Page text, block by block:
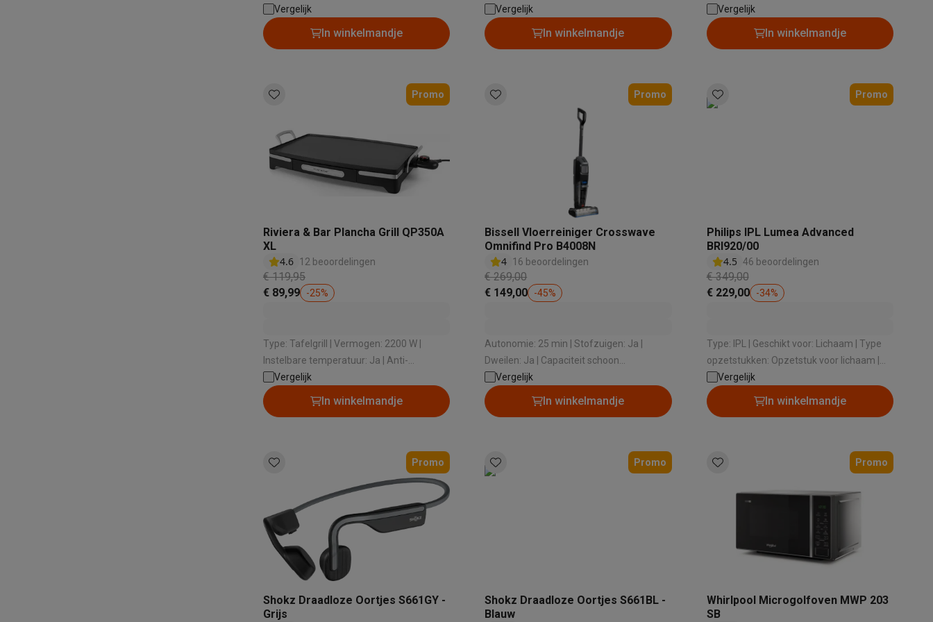
Recycleer je oud elektro
Solden op klein elektroSolden op multimedia
Solden op TV & audio
Laagste prijsgarantiePersoonlijke winkelbelevingNiet tevreden, geld terug
Klarna: betaal binnen 30 dagen
Controleer jouw leveringsuurZakelijke klanten
Swap ProteKt
Vind jouw ideale wasmachineWelke kookplaat past bij jouw keuken?
KeukenMeer...
Hoofdtelefoon of oortjes?
Outlet multimedia & telefonie Outlet TV & audioOutlet accessoires
Aardgas | Nisbreedte: 555 mm
Vergelijk
In winkelmandje
Vergelijk
In winkelmandje
Thermostaat: Ja
Vergelijk
In winkelmandje
Promo
Riviera & Bar Plancha Grill QP350A
XL
4.6 12 beoordelingen
€ 119,95
€ 89,99
-25%
Type: Tafelgrill | Vermogen: 2200 W |
Instelbare temperatuur: Ja | Anti-
aanbaklaag: Ja | Geschikt voor
vaatwasser: Ja
Vergelijk
In winkelmandje
Promo
Bissell Vloerreiniger Crosswave
Omnifind Pro B4008N
4 16 beoordelingen
€ 269,00
€ 149,00
-45%
Autonomie: 25 min | Stofzuigen: Ja |
Dweilen: Ja | Capaciteit schoon
waterreservoir: 660 ml | Capaciteit vuil
waterreservoir: 440 ml
Vergelijk
In winkelmandje
Promo
Philips IPL Lumea Advanced
BRI920/00
4.5 46 beoordelingen
€ 349,00
€ 229,00
-34%
Type: IPL | Geschikt voor: Lichaam | Type
opzetstukken: Opzetstuk voor lichaam |
Draadloos: Nee | App: Ja
Vergelijk
In winkelmandje
Promo
Shokz Draadloze Oortjes S661GY -
Grijs
Promo
Shokz Draadloze Oortjes S661BL -
Blauw
Promo
Whirlpool Microgolfoven MWP 203
SB